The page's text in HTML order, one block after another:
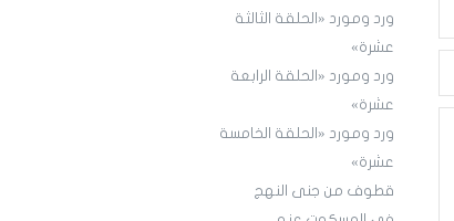
ورد ومورد «الحلقة الثالثة
عشرة»
ورد ومورد «الحلقة الرابعة
عشرة»
ورد ومورد «الحلقة الخامسة
عشرة»
قطوف من جنى النهج